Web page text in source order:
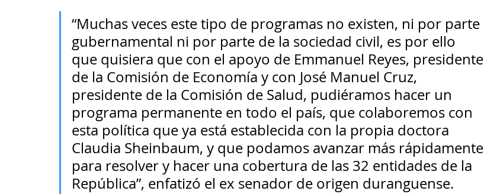
“Muchas veces este tipo de programas no existen, ni por parte
gubernamental ni por parte de la sociedad civil, es por ello
que quisiera que con el apoyo de Emmanuel Reyes, presidente
de la Comisión de Economía y con José Manuel Cruz,
presidente de la Comisión de Salud, pudiéramos hacer un
programa permanente en todo el país, que colaboremos con
esta política que ya está establecida con la propia doctora
Claudia Sheinbaum, y que podamos avanzar más rápidamente
para resolver y hacer una cobertura de las 32 entidades de la
República”, enfatizó el ex senador de origen duranguense.